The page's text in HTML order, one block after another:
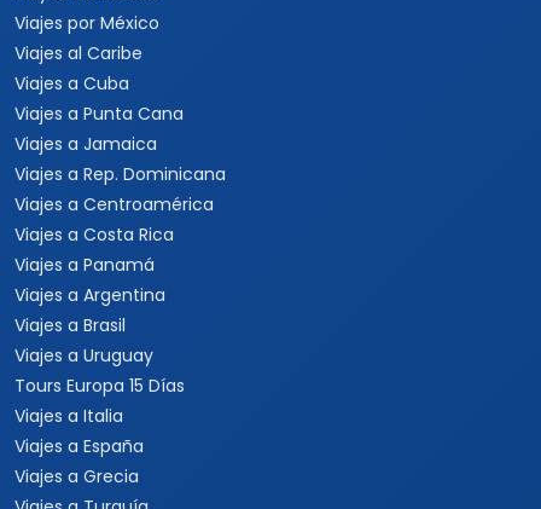
Viajes por México
Viajes al Caribe
Viajes a Cuba
Viajes a Punta Cana
Viajes a Jamaica
Viajes a Rep. Dominicana
Viajes a Centroamérica
Viajes a Costa Rica
Viajes a Panamá
Viajes a Argentina
Viajes a Brasil
Viajes a Uruguay
Tours Europa 15 Días
Viajes a Italia
Viajes a España
Viajes a Grecia